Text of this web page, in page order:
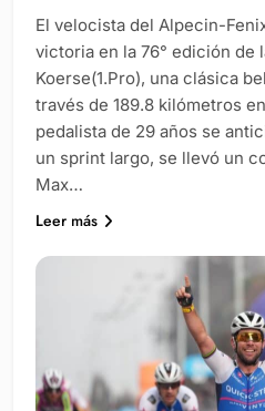
El velocista del Alpecin-
victoria en la 76° edición de
Koerse(1.Pro), una clásica
través de 189.8 kilómetros
pedalista de 29 años se
un sprint largo, se llevó un
Max…
Leer más